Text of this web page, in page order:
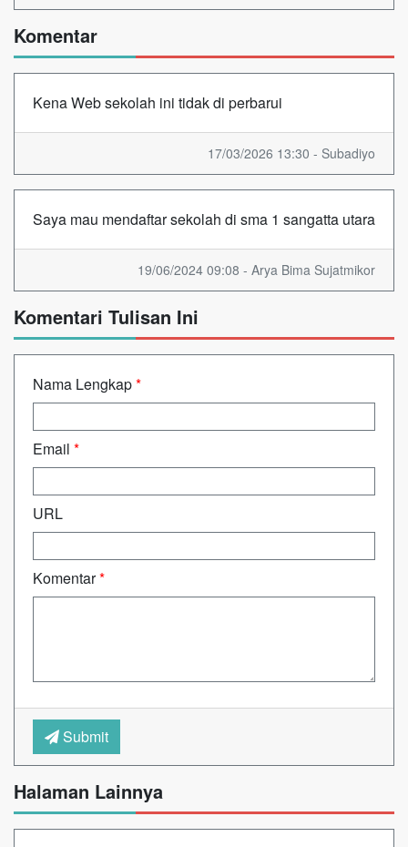
Komentar
Kena Web sekolah ini tidak di perbarui
17/03/2026 13:30 - Subadiyo
Saya mau mendaftar sekolah di sma 1 sangatta utara
19/06/2024 09:08 - Arya Bima Sujatmikor
Komentari Tulisan Ini
Nama Lengkap*
Email *
URL
Komentar*
Submit
Halaman Lainnya